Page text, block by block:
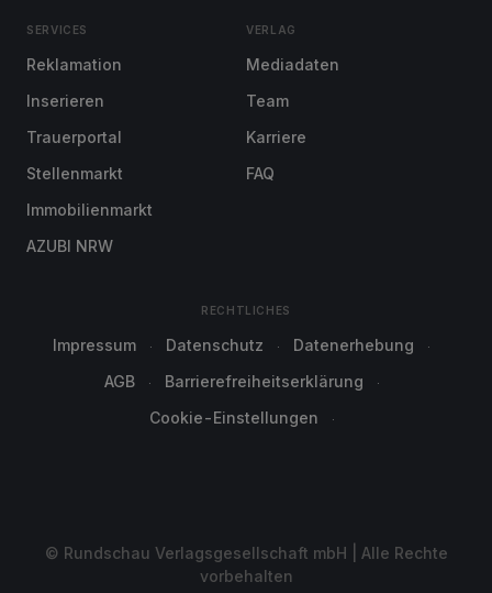
SERVICES
Reklamation
Inserieren
Trauerportal
Stellenmarkt
Immobilienmarkt
AZUBI NRW
VERLAG
Mediadaten
Team
Karriere
FAQ
RECHTLICHES
Impressum Datenschutz
Datenerhebung
AGB
Barrierefreiheitserklärung
Cookie-Einstellungen
© Rundschau Verlagsgesellschaft mbH | Alle Rechte
vorbehalten